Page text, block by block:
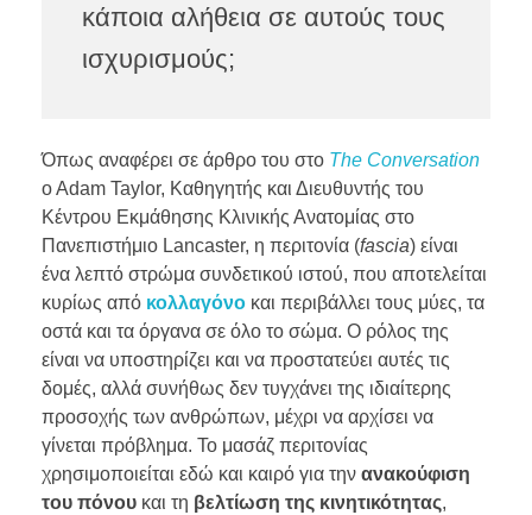
κάποια αλήθεια σε αυτούς τους
ισχυρισμούς;
Όπως αναφέρει σε άρθρο του στο The Conversation
o Adam Taylor, Καθηγητής και Διευθυντής του
Κέντρου Εκμάθησης Κλινικής Ανατομίας στο
Πανεπιστήμιο Lancaster, η περιτονία (fascia) είναι
ένα λεπτό στρώμα συνδετικού ιστού, που αποτελείται
κυρίως από κολλαγόνο και περιβάλλει τους μύες, τα
οστά και τα όργανα σε όλο το σώμα. Ο ρόλος της
είναι να υποστηρίζει και να προστατεύει αυτές τις
δομές, αλλά συνήθως δεν τυγχάνει της ιδιαίτερης
προσοχής των ανθρώπων, μέχρι να αρχίσει να
γίνεται πρόβλημα. Το μασάζ περιτονίας
χρησιμοποιείται εδώ και καιρό για την ανακούφιση
του πόνου και τη βελτίωση της κινητικότητας,